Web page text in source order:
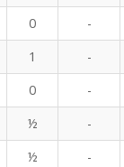
0 -
1 -
0 -
½ -
½ -